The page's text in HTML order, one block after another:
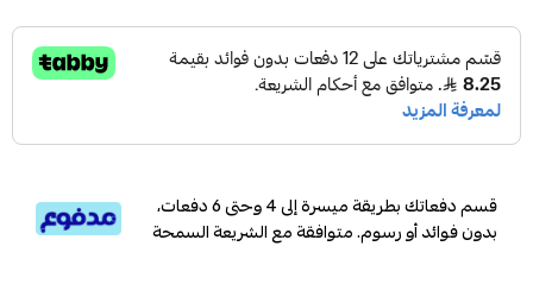
قسم دفعاتك بطريقة ميسرة إلى 4 وحتى 6 دفعات،
بدون فوائد أو رسوم. متوافقة مع الشريعة السمحة